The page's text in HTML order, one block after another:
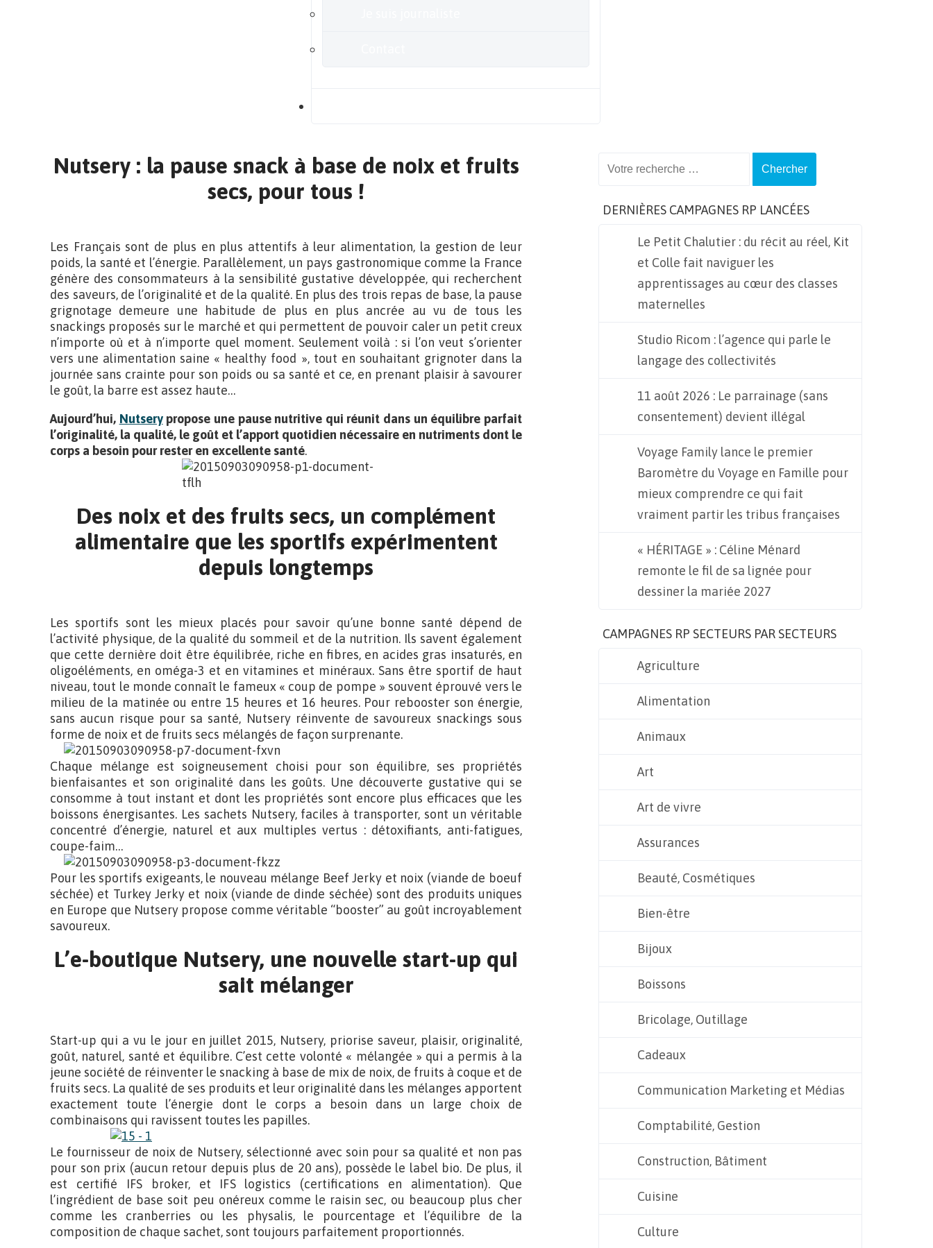
Nutsery : la pause snack à base de noix et fruits
secs, pour tous !
Les Français sont de plus en plus attentifs à leur alimentation, la gestion de leur
poids, la santé et l’énergie. Parallèlement, un pays gastronomique comme la France
génère des consommateurs à la sensibilité gustative développée, qui recherchent
des saveurs, de l’originalité et de la qualité. En plus des trois repas de base, la pause
grignotage demeure une habitude de plus en plus ancrée au vu de tous les
snackings proposés sur le marché et qui permettent de pouvoir caler un petit creux
n’importe où et à n’importe quel moment. Seulement voilà : si l’on veut s’orienter
vers une alimentation saine « healthy food », tout en souhaitant grignoter dans la
journée sans crainte pour son poids ou sa santé et ce, en prenant plaisir à savourer
le goût, la barre est assez haute…
Aujourd’hui, Nutserypropose une pause nutritive qui réunit dans un équilibre parfait
l’originalité, la qualité, le goût et l’apport quotidien nécessaire en nutriments dont le
corps a besoin pour rester en excellente santé.
Des noix et des fruits secs, un complément
alimentaire que les sportifs expérimentent
depuis longtemps
Les sportifs sont les mieux placés pour savoir qu’une bonne santé dépend de
l’activité physique, de la qualité du sommeil et de la nutrition. Ils savent également
que cette dernière doit être équilibrée, riche en fibres, en acides gras insaturés, en
oligoéléments, en oméga-3 et en vitamines et minéraux. Sans être sportif de haut
niveau, tout le monde connaît le fameux « coup de pompe » souvent éprouvé vers le
milieu de la matinée ou entre 15 heures et 16 heures. Pour rebooster son énergie,
sans aucun risque pour sa santé, Nutsery réinvente de savoureux snackings sous
forme de noix et de fruits secs mélangés de façon surprenante.
Chaque mélange est soigneusement choisi pour son équilibre, ses propriétés
bienfaisantes et son originalité dans les goûts. Une découverte gustative qui se
consomme à tout instant et dont les propriétés sont encore plus efficaces que les
boissons énergisantes. Les sachets Nutsery, faciles à transporter, sont un véritable
concentré d’énergie, naturel et aux multiples vertus : détoxifiants, anti-fatigues,
coupe-faim…
Pour les sportifs exigeants, le nouveau mélange Beef Jerky et noix (viande de boeuf
séchée) et Turkey Jerky et noix (viande de dinde séchée) sont des produits uniques
en Europe que Nutsery propose comme véritable “booster” au goût incroyablement
savoureux.
L’e-boutique Nutsery, une nouvelle start-up qui
sait mélanger
Start-up qui a vu le jour en juillet 2015, Nutsery, priorise saveur, plaisir, originalité,
goût, naturel, santé et équilibre. C’est cette volonté « mélangée » qui a permis à la
jeune société de réinventer le snacking à base de mix de noix, de fruits à coque et de
fruits secs. La qualité de ses produits et leur originalité dans les mélanges apportent
exactement toute l’énergie dont le corps a besoin dans un large choix de
combinaisons qui ravissent toutes les papilles.
Le fournisseur de noix de Nutsery, sélectionné avec soin pour sa qualité et non pas
pour son prix (aucun retour depuis plus de 20 ans), possède le label bio. De plus, il
est certifié IFS broker, et IFS logistics (certifications en alimentation). Que
l’ingrédient de base soit peu onéreux comme le raisin sec, ou beaucoup plus cher
comme les cranberries ou les physalis, le pourcentage et l’équilibre de la
composition de chaque sachet, sont toujours parfaitement proportionnés.
DERNIÈRES CAMPAGNES RP LANCÉES
Le Petit Chalutier : du récit au réel, Kit
et Colle fait naviguer les
apprentissages au cœur des classes
maternelles
Studio Ricom : l’agence qui parle le
langage des collectivités
11 août 2026 : Le parrainage (sans
consentement) devient illégal
Voyage Family lance le premier
Baromètre du Voyage en Famille pour
mieux comprendre ce qui fait
vraiment partir les tribus françaises
« HÉRITAGE » : Céline Ménard
remonte le fil de sa lignée pour
dessiner la mariée 2027
CAMPAGNES RP SECTEURS PAR SECTEURS
Agriculture
Alimentation
Animaux
Art
Art de vivre
Assurances
Beauté, Cosmétiques
Bien-être
Bijoux
Boissons
Bricolage, Outillage
Cadeaux
Communication Marketing et Médias
Comptabilité, Gestion
Construction, Bâtiment
Cuisine
Culture